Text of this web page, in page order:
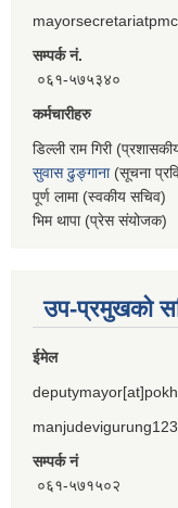
सम्पर्क नं.
०६१-५७५३४०
कर्मचारीहरु
डिल्ली राम गिरी
सुवास ढुङ्गाना(सूचना
पूर्ण लामा (स्वकीय सचिव)
भिम थापा (प्रेस संयोजक)
उप-प्रमुखको
ईमेल
सम्पर्क नं
०६१-५७१५०२